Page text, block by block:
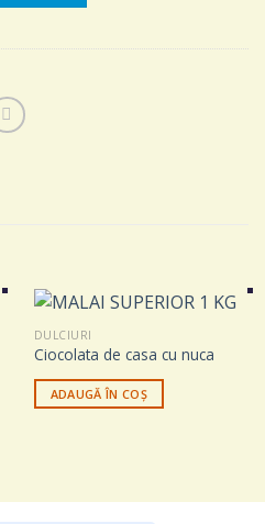
DULCIURI
Ciocolata de casa cu nuca
ADAUGĂ ÎN COȘ